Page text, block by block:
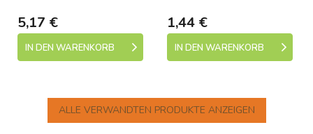
5,17 €
IN DEN WARENKORB
1,44 €
IN DEN WARENKORB
ALLE VERWANDTEN PRODUKTE ANZEIGEN